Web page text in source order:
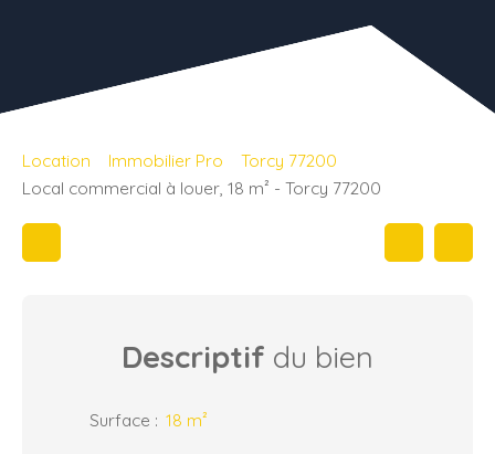
Location Immobilier Pro
Torcy 77200
Local commercial à louer, 18 m² - Torcy 77200
Descriptif du bien
Surface : 18 m²